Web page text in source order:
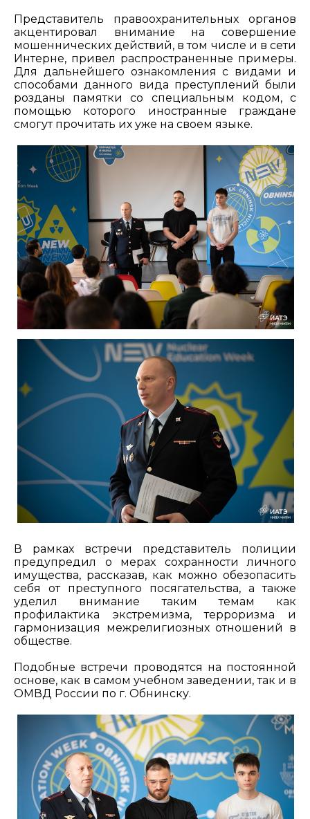
Представитель правоохранительных органов
акцентировал внимание на совершение
мошеннических действий, в том числе и в сети
Интерне, привел распространенные примеры.
Для дальнейшего ознакомления с видами и
способами данного вида преступлений были
розданы памятки со специальным кодом, с
помощью которого иностранные граждане
смогут прочитать их уже на своем языке.
В рамках встречи представитель полиции
предупредил о мерах сохранности личного
имущества, рассказав, как можно обезопасить
себя от преступного посягательства, а также
уделил внимание таким темам как
профилактика экстремизма, терроризма и
гармонизация межрелигиозных отношений в
обществе.
Подобные встречи проводятся на постоянной
основе, как в самом учебном заведении, так и в
ОМВД России по г. Обнинску.